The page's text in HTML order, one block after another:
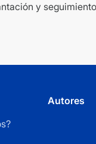
y
Autores